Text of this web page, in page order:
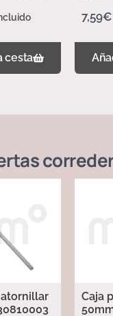
cesta
7,59€
Caja